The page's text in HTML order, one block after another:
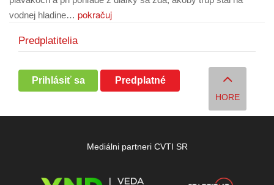
vodnej hladine… pokračuj
Predplatitelia
Prihlásiť sa Predplatné
HORE
Mediálni partneri CVTI SR